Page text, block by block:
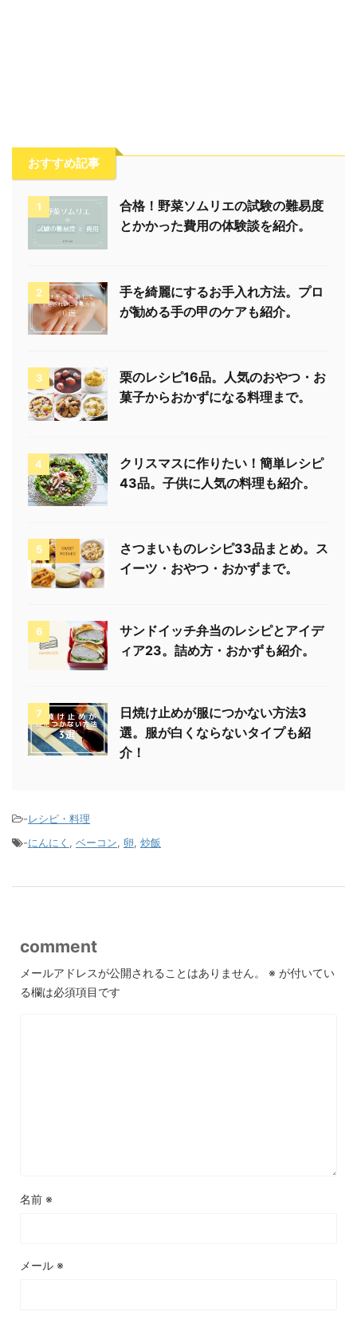
おすすめ記事
1
合格！野菜ソムリエの試験の難易度
とかかった費用の体験談を紹介。
2
手を綺麗にするお手入れ方法。プロ
が勧める手の甲のケアも紹介。
3
栗のレシピ16品。人気のおやつ・お
菓子からおかずになる料理まで。
4
クリスマスに作りたい！簡単レシピ
43品。子供に人気の料理も紹介。
5
さつまいものレシピ33品まとめ。ス
イーツ・おやつ・おかずまで。
6
サンドイッチ弁当のレシピとアイデ
ィア23。詰め方・おかずも紹介。
7
日焼け止めが服につかない方法3
選。服が白くならないタイプも紹
介！
-レシピ・料理
-にんにく , ベーコン, 卵, 炒飯
comment
メールアドレスが公開されることはありません。 ※ が付いてい
る欄は必須項目です
名前 ※
メール ※